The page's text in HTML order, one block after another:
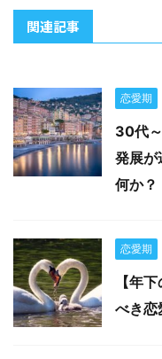
関連記事
恋愛期
30代
発展が
何か？
恋愛期
【年
べき恋